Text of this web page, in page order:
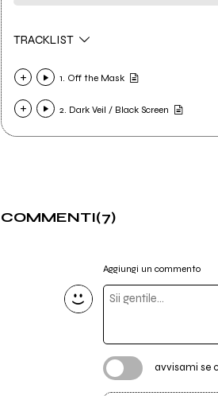
TRACKLIST
1. Off the Mask
2. Dark Veil / Black Screen
COMMENTI(7)
Aggiungi un commento
avvisami se